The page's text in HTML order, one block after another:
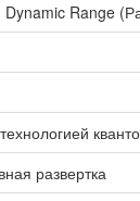
Dynamic Range
развертка